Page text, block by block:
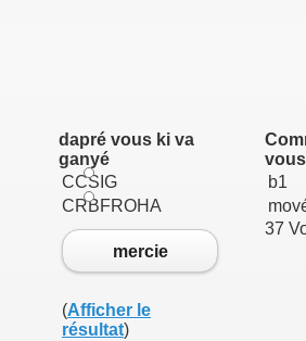
dapré vous ki va
ganyé
CCSIG
CRBFROHA
mercie
(Afficher le
résultat)
b1
37